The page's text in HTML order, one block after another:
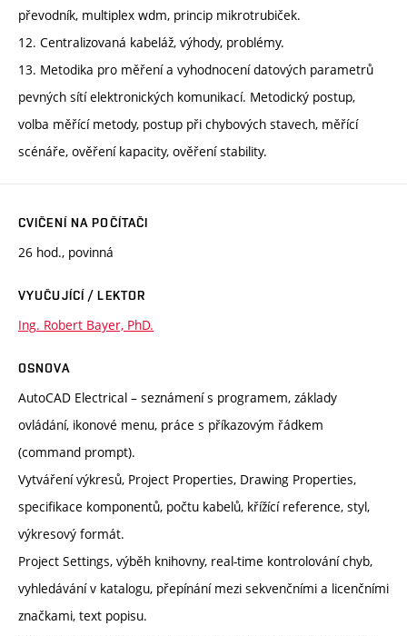
převodník, multiplex wdm, princip mikrotrubiček.
12. Centralizovaná kabeláž, výhody, problémy.
13. Metodika pro měření a vyhodnocení datových parametrů
pevných sítí elektronických komunikací. Metodický postup,
volba měřící metody, postup při chybových stavech, měřící
scénáře, ověření kapacity, ověření stability.
CVIČENÍ NA POČÍTAČI
26 hod., povinná
VYUČUJÍCÍ / LEKTOR
Ing. Robert Bayer, PhD.
OSNOVA
AutoCAD Electrical – seznámení s programem, základy
ovládání, ikonové menu, práce s příkazovým řádkem
(command prompt).
Vytváření výkresů, Project Properties, Drawing Properties,
specifikace komponentů, počtu kabelů, křížící reference, styl,
výkresový formát.
Project Settings, výběh knihovny, real-time kontrolování chyb,
vyhledávání v katalogu, přepínání mezi sekvenčními a licenčními
značkami, text popisu.